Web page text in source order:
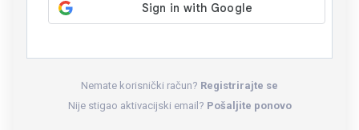
Nemate korisnički račun? Registrirajte se
Nije stigao aktivacijski email? Pošaljite ponovo